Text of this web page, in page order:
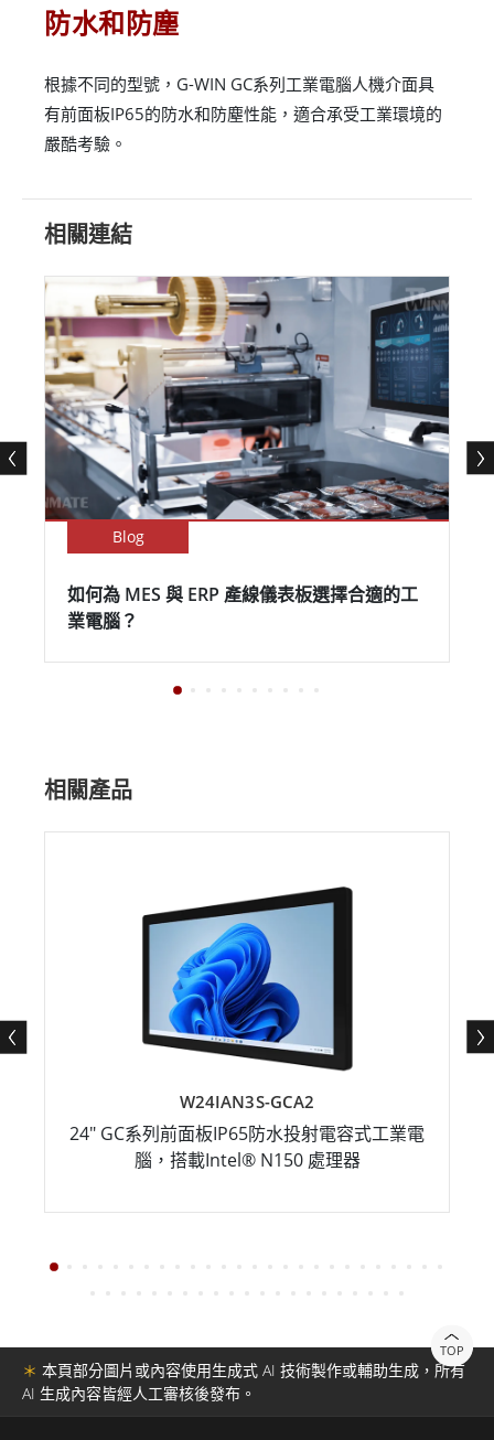
防水和防塵
根據不同的型號，G-WIN GC系列工業電腦人機介面具
有前面板IP65的防水和防塵性能，適合承受工業環境的
嚴酷考驗。
相關連結
Blog
如何為 MES 與 ERP 產線儀表板選擇合適的工
業電腦？
相關產品
W24IAN3S-GCA2
24" GC系列前面板IP65防水投射電容式工業電
腦，搭載Intel® N150 處理器
TOP
＊ 本頁部分圖片或內容使用生成式 AI 技術製作或輔助生成，所有
AI 生成內容皆經人工審核後發布。